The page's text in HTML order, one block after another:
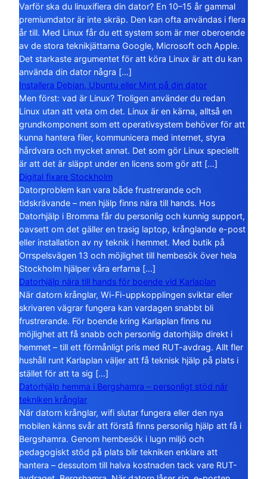
Varför ska du linuxifiera din dator? En 10–15 år gammal
premiumdator är inte skräp. Den kan ofta användas i flera
år till. Med Linux får du ett system som är mer oberoende
av de stora teknikjättarna Google, Microsoft och Apple.
Det starkaste argumentet för att köra Linux är att du kan
använda din dator några […]
Installera Debian, Ubuntu eller Mint på din dator
Men först: vad är Linux? Troligen använder du redan
Linux utan att veta om det. Linux är en kärna, alltså en
grundkomponent som ett operativsystem behöver för att
kunna hantera filer, kommunicera med internet, styra
hårdvara och mycket annat. Det som gör Linux speciellt
är att det är släppt under en licens som gör att […]
Digital fixare Stockholm
Datorproblem kan vara både frustrerande och
tidskrävande – men hjälp finns nära till hands. Hos
Datorhjälp i Bromma får du personlig och kunnig support,
oavsett om det gäller en trasig laptop, krånglande e-post
eller installation av ny teknik i hemmet. Med butik på
Orrspelsvägen 13 och möjlighet till hembesök över hela
Stockholm hjälper våra erfarna […]
Datorhjälp nära till hands för boende vid Karlaplan
När datorn krånglar, Wi-Fi-uppkopplingen sviktar eller
skrivaren vägrar fungera kan vardagen snabbt bli
frustrerande. För boende kring Karlaplan finns nu
möjlighet att få snabb och personlig datorhjälp direkt i
hemmet – till ett förmånligt pris med RUT-avdrag. Allt fler
hushåll runt Karlaplan väljer att få teknisk hjälp på plats i
stället för att ta sig […]
Datorhjälp hemma i Bergshamra – personligt stöd när
tekniken krånglar
När datorn krånglar, wifi slutar fungera eller den nya
mobilen känns svår att förstå finns personlig hjälp att få i
Bergshamra. Genom hembesök i lugn miljö och
pedagogiskt stöd på plats blir tekniken enklare att
hantera – dessutom till halva kostnaden tack vare RUT-